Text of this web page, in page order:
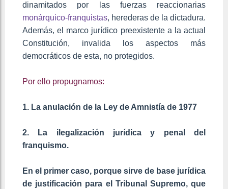
dinamitados por las fuerzas reaccionarias
monárquico-franquistas, herederas de la dictadura.
Además, el marco jurídico preexistente a la actual
Constitución, invalida los aspectos más
democráticos de esta, no protegidos.
Por ello propugnamos:
1. La anulación de la Ley de Amnistía de 1977
2. La ilegalización jurídica y penal del
franquismo.
En el primer caso, porque sirve de base jurídica
de justificación para el Tribunal Supremo, que